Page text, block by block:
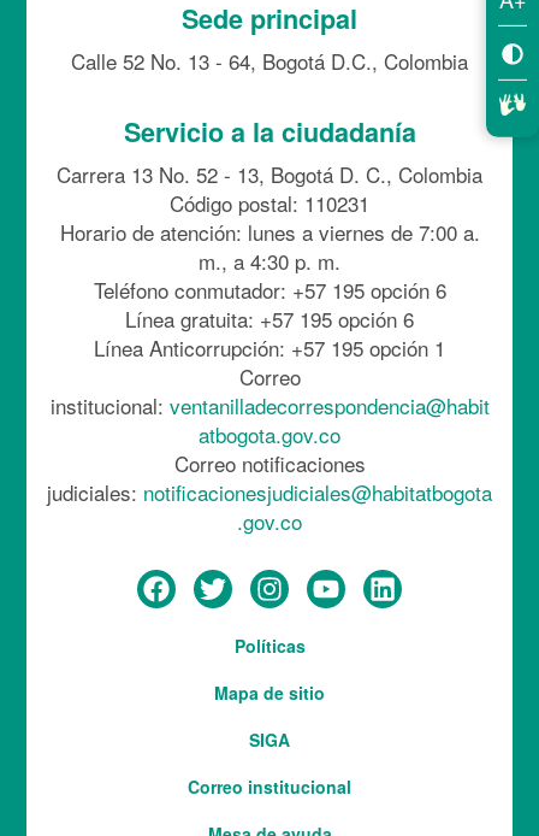
Sede principal
Calle 52 No. 13 - 64, Bogotá D.C., Colombia
Servicio a la ciudadanía
Carrera 13 No. 52 - 13, Bogotá D. C., Colombia
Código postal: 110231
Horario de atención: lunes a viernes de 7:00 a.
m., a 4:30 p. m.
Teléfono conmutador: +57 195 opción 6
Línea gratuita: +57 195 opción 6
Línea Anticorrupción: +57 195 opción 1
Correo
institucional: ventanilladecorrespondencia@habit
atbogota.gov.co
Correo notificaciones
judiciales: notificacionesjudiciales@habitatbogota
.gov.co
Políticas
Mapa de sitio
SIGA
Correo institucional